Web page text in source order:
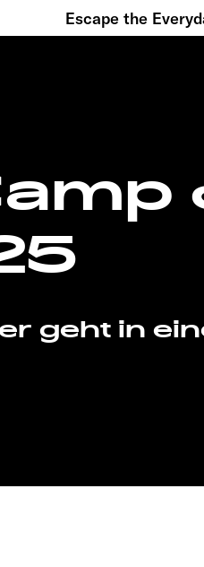
Escape the
geht in